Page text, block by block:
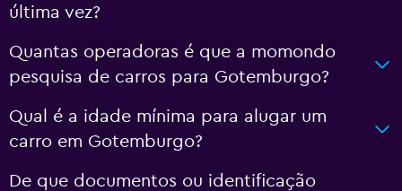
última vez?
Quantas operadoras é que a momondo
pesquisa de carros para Gotemburgo?
Qual é a idade mínima para alugar um
carro em Gotemburgo?
De que documentos ou identificação